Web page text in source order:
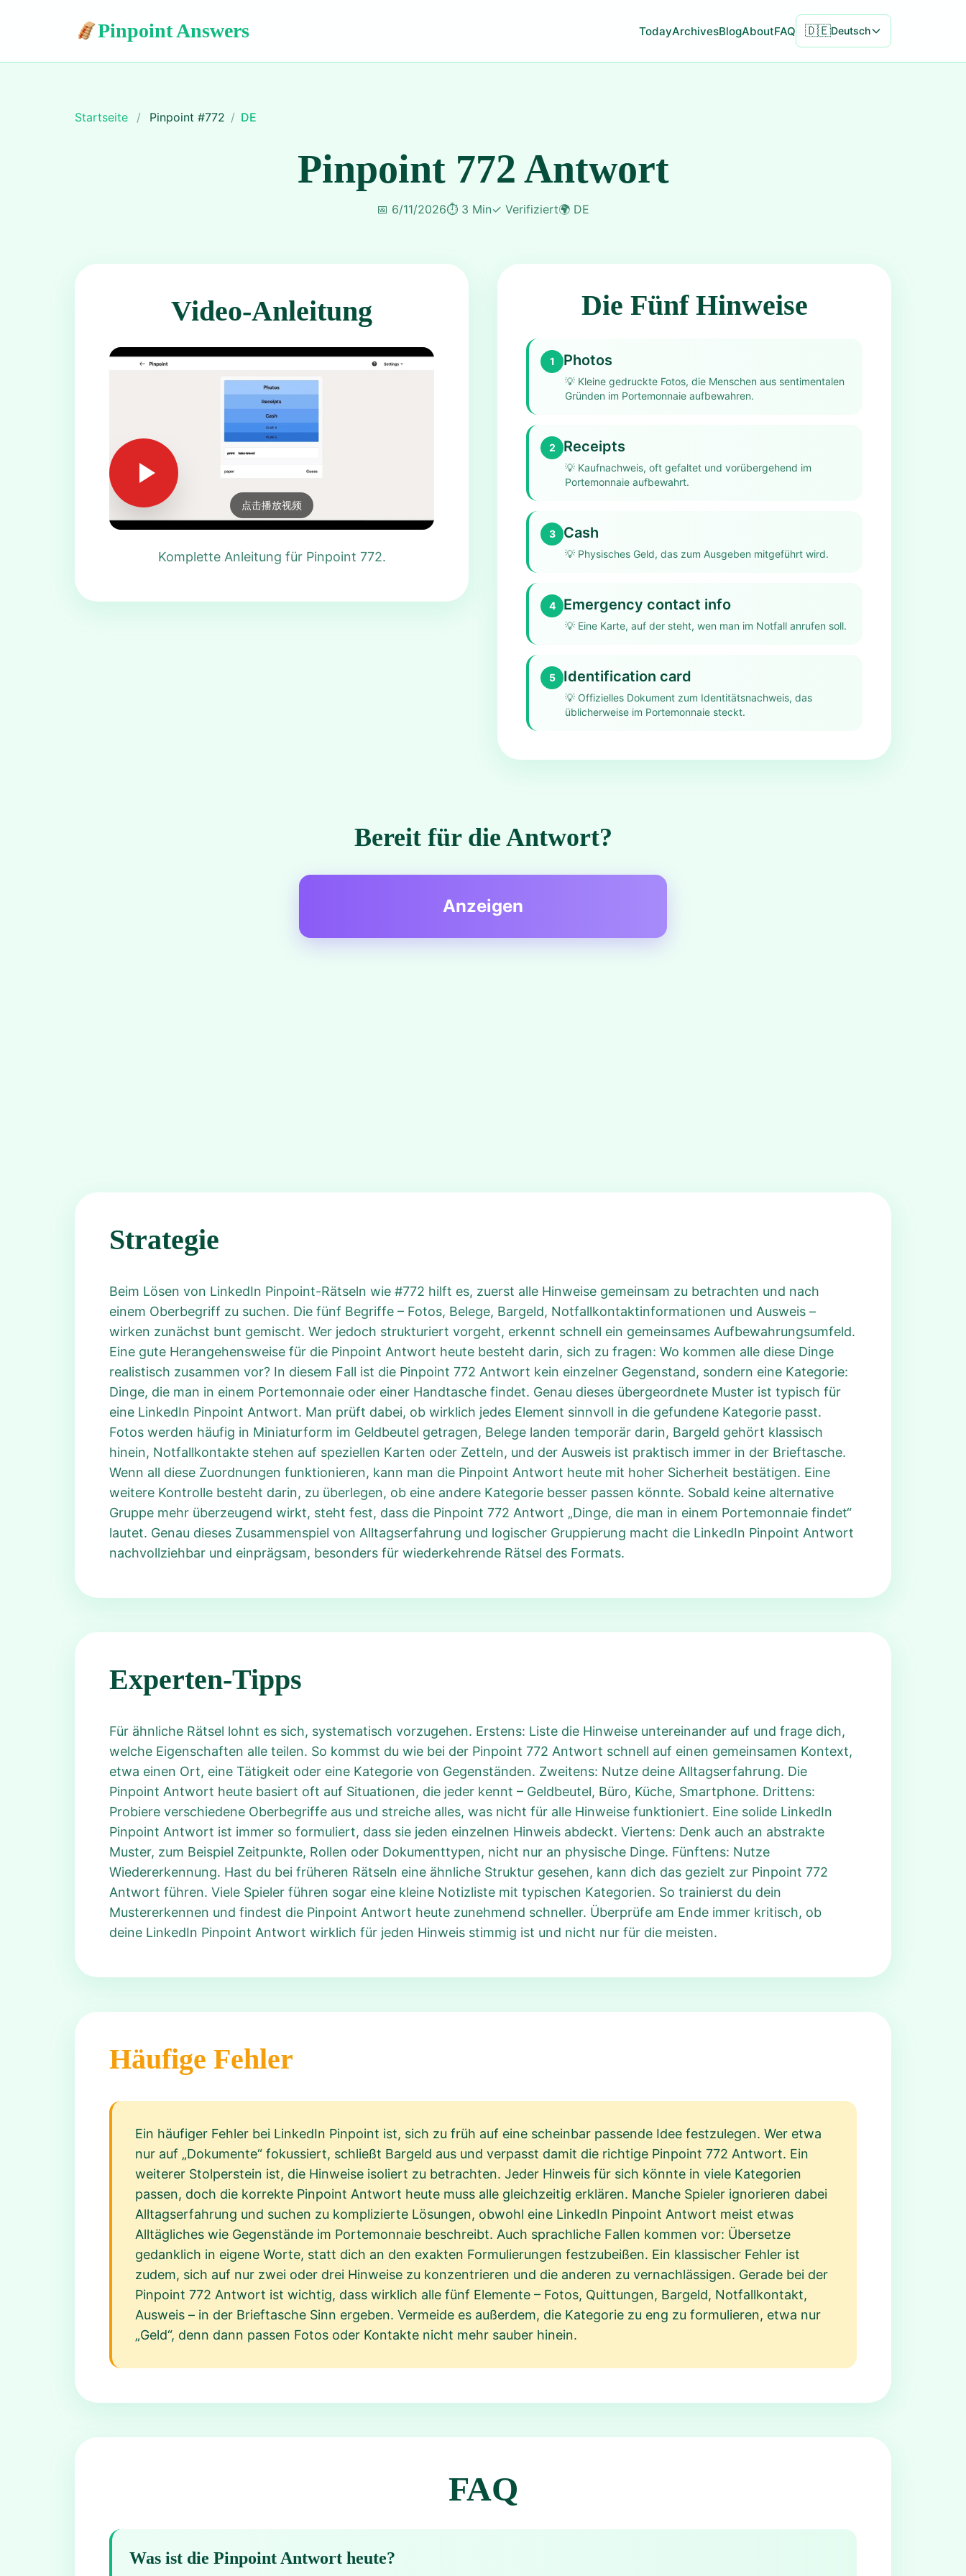
Pinpoint Answers TodayArchivesBlogAboutFAQ 🇩🇪Deutsch
Startseite / Pinpoint #772 / DE
Pinpoint 772 Antwort
📅 6/11/2026⏱️ 3 Min✓ Verifiziert🌍 DE
Video-Anleitung
点击播放视频
Komplette Anleitung für Pinpoint 772.
Die Fünf Hinweise
1 Photos
💡 Kleine gedruckte Fotos, die Menschen aus sentimentalen
Gründen im Portemonnaie aufbewahren.
2 Receipts
💡 Kaufnachweis, oft gefaltet und vorübergehend im
Portemonnaie aufbewahrt.
3 Cash
💡 Physisches Geld, das zum Ausgeben mitgeführt wird.
4 Emergency contact info
💡 Eine Karte, auf der steht, wen man im Notfall anrufen soll.
5 Identification card
💡 Offizielles Dokument zum Identitätsnachweis, das
üblicherweise im Portemonnaie steckt.
Bereit für die Antwort?
Anzeigen
Strategie
Beim Lösen von LinkedIn Pinpoint-Rätseln wie #772 hilft es, zuerst alle Hinweise gemeinsam zu betrachten und nach
einem Oberbegriff zu suchen. Die fünf Begriffe – Fotos, Belege, Bargeld, Notfallkontaktinformationen und Ausweis –
wirken zunächst bunt gemischt. Wer jedoch strukturiert vorgeht, erkennt schnell ein gemeinsames Aufbewahrungsumfeld.
Eine gute Herangehensweise für die Pinpoint Antwort heute besteht darin, sich zu fragen: Wo kommen alle diese Dinge
realistisch zusammen vor? In diesem Fall ist die Pinpoint 772 Antwort kein einzelner Gegenstand, sondern eine Kategorie:
Dinge, die man in einem Portemonnaie oder einer Handtasche findet. Genau dieses übergeordnete Muster ist typisch für
eine LinkedIn Pinpoint Antwort. Man prüft dabei, ob wirklich jedes Element sinnvoll in die gefundene Kategorie passt.
Fotos werden häufig in Miniaturform im Geldbeutel getragen, Belege landen temporär darin, Bargeld gehört klassisch
hinein, Notfallkontakte stehen auf speziellen Karten oder Zetteln, und der Ausweis ist praktisch immer in der Brieftasche.
Wenn all diese Zuordnungen funktionieren, kann man die Pinpoint Antwort heute mit hoher Sicherheit bestätigen. Eine
weitere Kontrolle besteht darin, zu überlegen, ob eine andere Kategorie besser passen könnte. Sobald keine alternative
Gruppe mehr überzeugend wirkt, steht fest, dass die Pinpoint 772 Antwort „Dinge, die man in einem Portemonnaie findet“
lautet. Genau dieses Zusammenspiel von Alltagserfahrung und logischer Gruppierung macht die LinkedIn Pinpoint Antwort
nachvollziehbar und einprägsam, besonders für wiederkehrende Rätsel des Formats.
Experten-Tipps
Für ähnliche Rätsel lohnt es sich, systematisch vorzugehen. Erstens: Liste die Hinweise untereinander auf und frage dich,
welche Eigenschaften alle teilen. So kommst du wie bei der Pinpoint 772 Antwort schnell auf einen gemeinsamen Kontext,
etwa einen Ort, eine Tätigkeit oder eine Kategorie von Gegenständen. Zweitens: Nutze deine Alltagserfahrung. Die
Pinpoint Antwort heute basiert oft auf Situationen, die jeder kennt – Geldbeutel, Büro, Küche, Smartphone. Drittens:
Probiere verschiedene Oberbegriffe aus und streiche alles, was nicht für alle Hinweise funktioniert. Eine solide LinkedIn
Pinpoint Antwort ist immer so formuliert, dass sie jeden einzelnen Hinweis abdeckt. Viertens: Denk auch an abstrakte
Muster, zum Beispiel Zeitpunkte, Rollen oder Dokumenttypen, nicht nur an physische Dinge. Fünftens: Nutze
Wiedererkennung. Hast du bei früheren Rätseln eine ähnliche Struktur gesehen, kann dich das gezielt zur Pinpoint 772
Antwort führen. Viele Spieler führen sogar eine kleine Notizliste mit typischen Kategorien. So trainierst du dein
Mustererkennen und findest die Pinpoint Antwort heute zunehmend schneller. Überprüfe am Ende immer kritisch, ob
deine LinkedIn Pinpoint Antwort wirklich für jeden Hinweis stimmig ist und nicht nur für die meisten.
Häufige Fehler
Ein häufiger Fehler bei LinkedIn Pinpoint ist, sich zu früh auf eine scheinbar passende Idee festzulegen. Wer etwa
nur auf „Dokumente“ fokussiert, schließt Bargeld aus und verpasst damit die richtige Pinpoint 772 Antwort. Ein
weiterer Stolperstein ist, die Hinweise isoliert zu betrachten. Jeder Hinweis für sich könnte in viele Kategorien
passen, doch die korrekte Pinpoint Antwort heute muss alle gleichzeitig erklären. Manche Spieler ignorieren dabei
Alltagserfahrung und suchen zu komplizierte Lösungen, obwohl eine LinkedIn Pinpoint Antwort meist etwas
Alltägliches wie Gegenstände im Portemonnaie beschreibt. Auch sprachliche Fallen kommen vor: Übersetze
gedanklich in eigene Worte, statt dich an den exakten Formulierungen festzubeißen. Ein klassischer Fehler ist
zudem, sich auf nur zwei oder drei Hinweise zu konzentrieren und die anderen zu vernachlässigen. Gerade bei der
Pinpoint 772 Antwort ist wichtig, dass wirklich alle fünf Elemente – Fotos, Quittungen, Bargeld, Notfallkontakt,
Ausweis – in der Brieftasche Sinn ergeben. Vermeide es außerdem, die Kategorie zu eng zu formulieren, etwa nur
„Geld“, denn dann passen Fotos oder Kontakte nicht mehr sauber hinein.
FAQ
Was ist die Pinpoint Antwort heute?